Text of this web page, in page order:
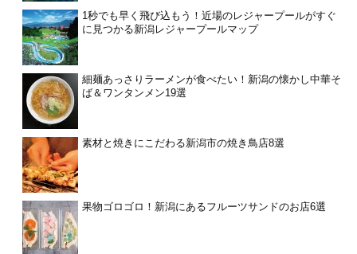
1秒でも早く飛び込もう！近場のレジャープールがすぐ
に見つかる新潟レジャープールマップ
細麺あっさりラーメンが食べたい！新潟の懐かし中華そ
ば＆ワンタンメン19選
素材と焼きにこだわる新潟市の焼き鳥店8選
果物ゴロゴロ！新潟にあるフルーツサンドのお店6選